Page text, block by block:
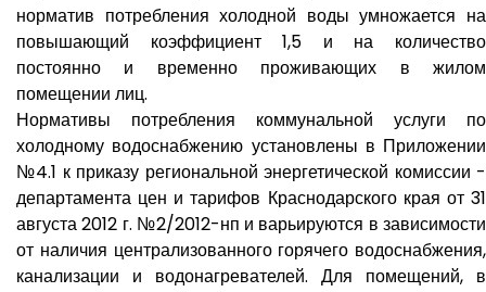
норматив потребления холодной воды умножается на
повышающий коэффициент 1,5 и на количество
постоянно и временно проживающих в жилом
помещении лиц.
Нормативы потребления коммунальной услуги по
холодному водоснабжению установлены в Приложении
№4.1 к приказу региональной энергетической комиссии -
департамента цен и тарифов Краснодарского края от 31
августа 2012 г. №2/2012-нп и варьируются в зависимости
от наличия централизованного горячего водоснабжения,
канализации и водонагревателей. Для помещений, в